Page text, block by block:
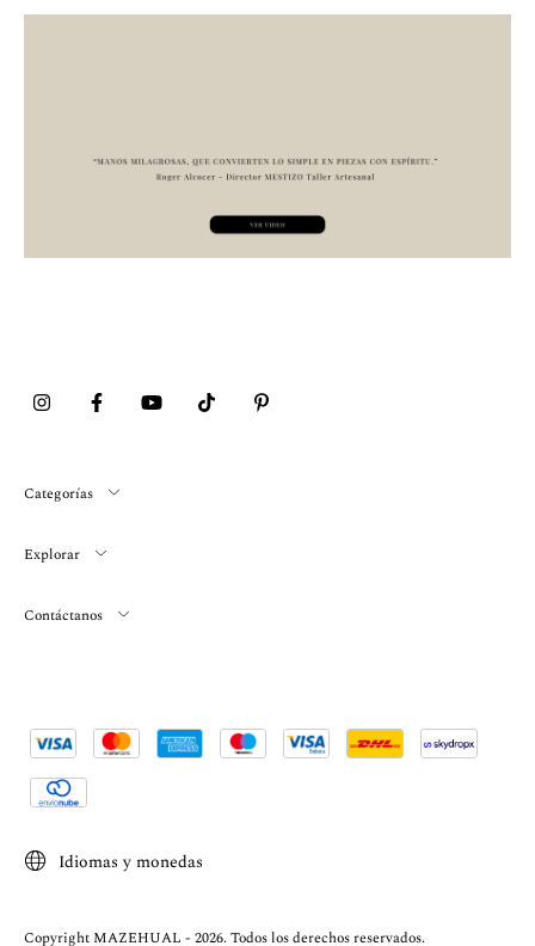
Categorías
Explorar
Contáctanos
Idiomas y monedas
Copyright MAZEHUAL - 2026. Todos los derechos reservados.